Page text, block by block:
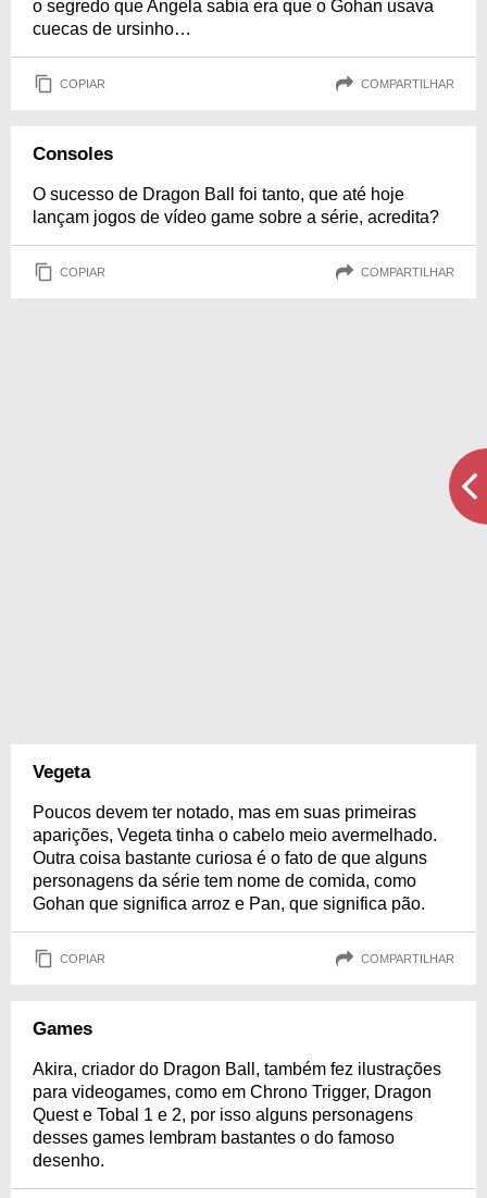
o segredo que Angela sabia era que o Gohan usava
cuecas de ursinho…
COPIAR COMPARTILHAR
Consoles
O sucesso de Dragon Ball foi tanto, que até hoje
lançam jogos de vídeo game sobre a série, acredita?
COPIAR COMPARTILHAR
Vegeta
Poucos devem ter notado, mas em suas primeiras
aparições, Vegeta tinha o cabelo meio avermelhado.
Outra coisa bastante curiosa é o fato de que alguns
personagens da série tem nome de comida, como
Gohan que significa arroz e Pan, que significa pão.
COPIAR COMPARTILHAR
Games
Akira, criador do Dragon Ball, também fez ilustrações
para videogames, como em Chrono Trigger, Dragon
Quest e Tobal 1 e 2, por isso alguns personagens
desses games lembram bastantes o do famoso
desenho.